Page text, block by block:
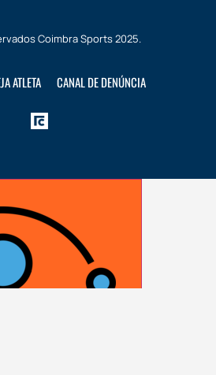
Coimbra Sports2025.
ATLETA CANAL DE DENÚNCIA